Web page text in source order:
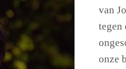
van
tegen
onze